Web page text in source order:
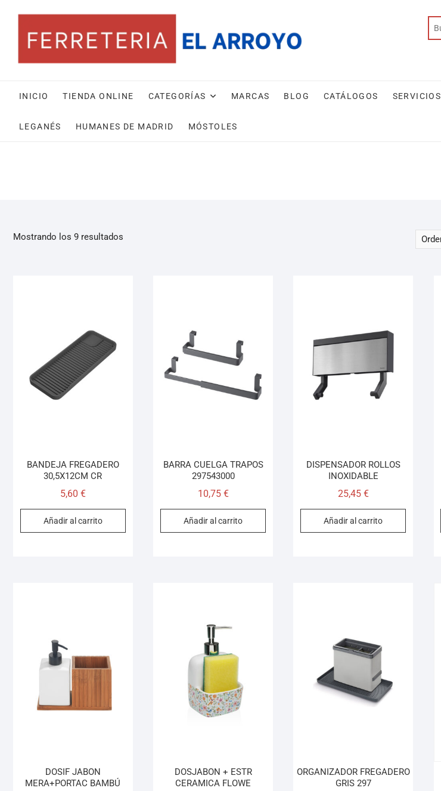
INICIO TIENDA ONLINE CATEGORÍAS MARCAS BLOG CATÁLOGOS SERVICIOS
LEGANÉS HUMANES DE MADRID MÓSTOLES
Mostrando los 9 resultados
BANDEJA FREGADERO
30,5X12CM CR
5,60 €
Añadir al carrito
BARRA CUELGA TRAPOS
297543000
10,75 €
Añadir al carrito
DISPENSADOR ROLLOS
INOXIDABLE
25,45 €
Añadir al carrito
DOSIF JABON
MERA+PORTAC BAMBÚ
DOSJABON + ESTR
CERAMICA FLOWE
ORGANIZADOR FREGADERO
GRIS 297